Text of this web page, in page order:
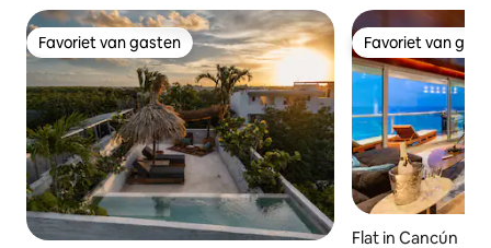
Favoriet van gasten
Favoriet van gasten Favoriet van
Favoriet van
Flat in Cancún